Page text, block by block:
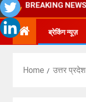
BREAKING NEWS
ब्रेकिंग न्यूज़
Home उत्तर प्रदेश